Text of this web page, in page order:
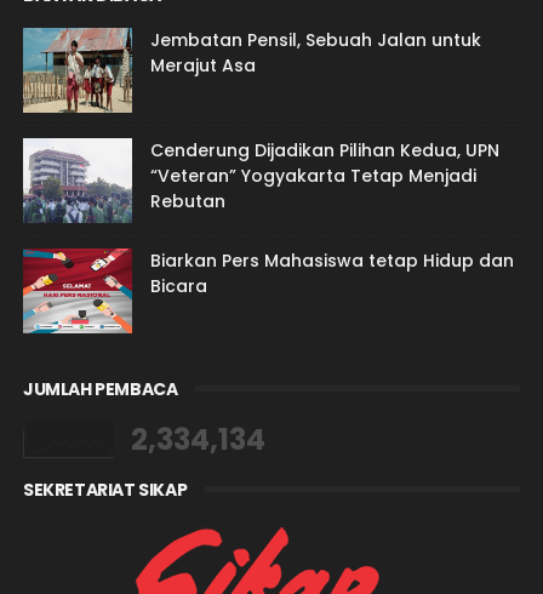
Jembatan Pensil, Sebuah Jalan untuk
Merajut Asa
Cenderung Dijadikan Pilihan Kedua, UPN
“Veteran” Yogyakarta Tetap Menjadi
Rebutan
Biarkan Pers Mahasiswa tetap Hidup dan
Bicara
JUMLAH PEMBACA
2,334,134
SEKRETARIAT SIKAP